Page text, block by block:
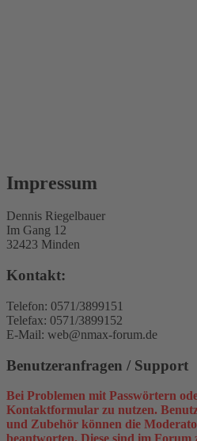
Impressum
Dennis Riegelbauer
Im Gang 12
32423 Minden
Kontakt:
Telefon: 0571/3899151
Telefax: 0571/3899152
E-Mail: web@nmax-forum.de
Benutzeranfragen / Support
Bei Problemen mit Passwörtern
Kontaktformular zu nutzen.
und Zubehör können die